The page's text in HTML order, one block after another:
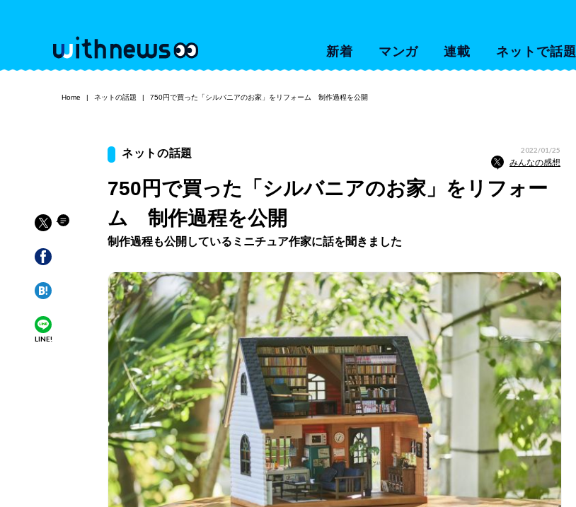
新着 マンガ 連載 ネットで話題
Home ネットの話題 750円で買った「シルバニアのお家」をリフォーム 制作過程を公開
LINE!
ネットの話題 2022/01/25
みんなの感想
750円で買った「シルバニアのお家」をリフォー
ム 制作過程を公開
制作過程も公開しているミニチュア作家に話を聞きました